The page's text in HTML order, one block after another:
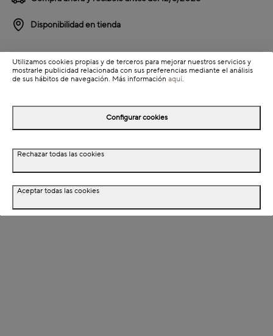
Disponibilidad en tienda
Colección: Casa Viva
Dimensiones
Utilizamos cookies propias y de terceros para mejorar nuestros servicios y
mostrarle publicidad relacionada con sus preferencias mediante el análisis
de sus hábitos de navegación. Más información aquí.
Configurar cookies
Rechazar todas las cookies
Aceptar todas las cookies